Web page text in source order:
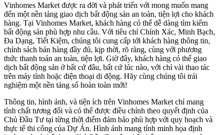
Vinhomes Market được ra đời và phát triển với mong muốn mang
đến một nền tảng giao dịch bất động sản an toàn, tiện lợi cho khách
hàng. Tại Vinhomes Market, khách hàng có thể dễ dàng tìm kiếm
bất động sản phù hợp nhu cầu. Với tiêu chí Chính Xác, Minh Bạch,
Đa Dạng, Tiết Kiệm, chúng tôi cung cấp tới khách hàng thông tin,
chính sách bán hàng đầy đủ, kịp thời, rõ ràng, cùng với phương
thức thanh toán an toàn, tiện lợi. Giờ đây, khách hàng có thể giao
dịch bất động sản ở bất cứ đâu, bất cứ lúc nào, với chỉ vài thao tác
trên máy tính hoặc điện thoại di động. Hãy cùng chúng tôi trải
nghiệm một nền tảng số hoàn toàn mới!
Thông tin, hình ảnh, và tiện ích trên Vinhomes Market chỉ mang
tính chất tương đối và có thể được điều chỉnh theo quyết định của
Chủ Đầu Tư tại từng thời điểm đảm bảo phù hợp với quy hoạch và
thực tế thi công của Dự Án. Hình ảnh mang tính minh họa định